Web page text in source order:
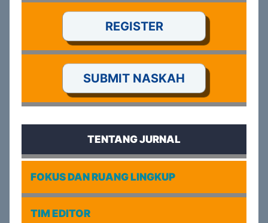
REGISTER
SUBMIT NASKAH
TENTANG JURNAL
FOKUS DAN RUANG LINGKUP
TIM EDITOR